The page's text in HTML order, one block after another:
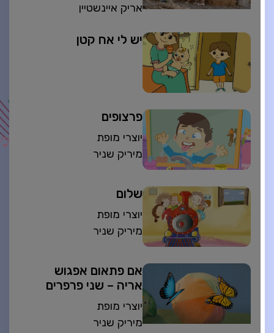
אריק איינשטיין
יש לי אח קטן
פרצופים
יוצרי מופת
מיריק שניר
שלום
יוצרי מופת
מיריק שניר
אם פתאום אפגוש
אריה – שני פרפרים
יוצרי מופת
מיריק שניר